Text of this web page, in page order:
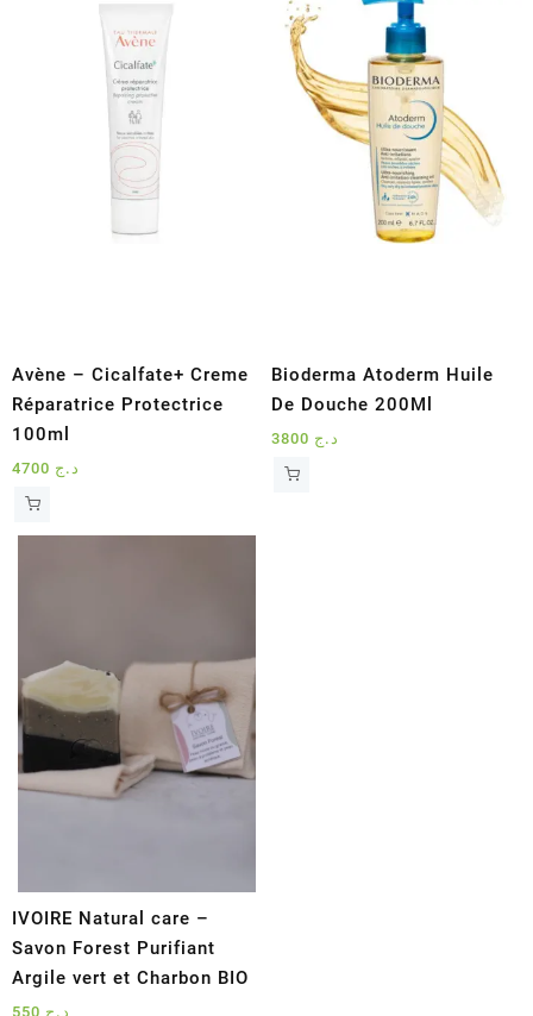
Avène – Cicalfate+ Creme
Réparatrice Protectrice
100ml
د.ج
Bioderma Atoderm Huile
De Douche 200Ml
د.ج
IVOIRE Natural care –
Savon Forest Purifiant
Argile vert et Charbon BIO
د.ج